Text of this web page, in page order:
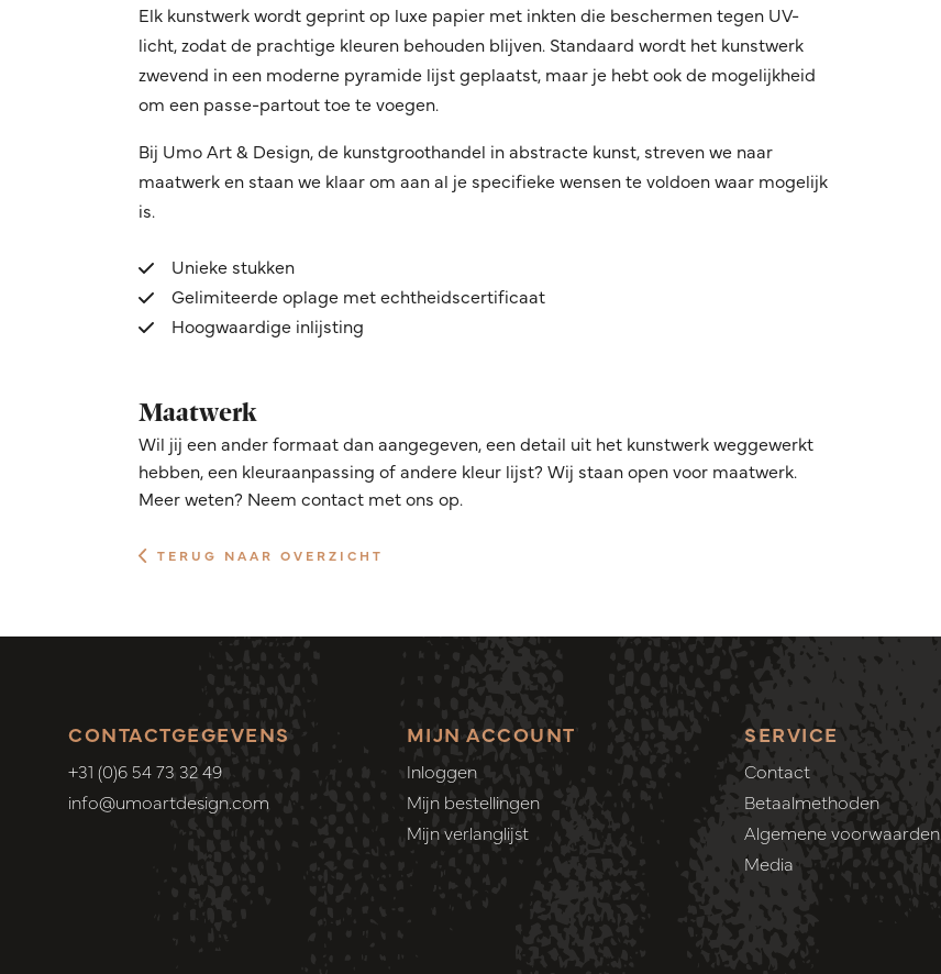
Elk kunstwerk wordt geprint op luxe papier met inkten die beschermen tegen UV-
licht, zodat de prachtige kleuren behouden blijven. Standaard wordt het kunstwerk
zwevend in een moderne pyramide lijst geplaatst, maar je hebt ook de mogelijkheid
om een passe-partout toe te voegen.
Bij Umo Art & Design, de kunstgroothandel in abstracte kunst, streven we naar
maatwerk en staan we klaar om aan al je specifieke wensen te voldoen waar mogelijk
is.
Unieke stukken
Gelimiteerde oplage met echtheidscertificaat
Hoogwaardige inlijsting
Maatwerk
Wil jij een ander formaat dan aangegeven, een detail uit het kunstwerk weggewerkt
hebben, een kleuraanpassing of andere kleur lijst? Wij staan open voor maatwerk.
Meer weten? Neem contact met ons op.
TERUG NAAR OVERZICHT
CONTACTGEGEVENS
+31 (0)6 54 73 32 49
info@umoartdesign.com
MIJN ACCOUNT
Inloggen
Mijn bestellingen
Mijn verlanglijst
SERVICE
Contact
Betaalmethoden
Algemene voorwaarden
Media